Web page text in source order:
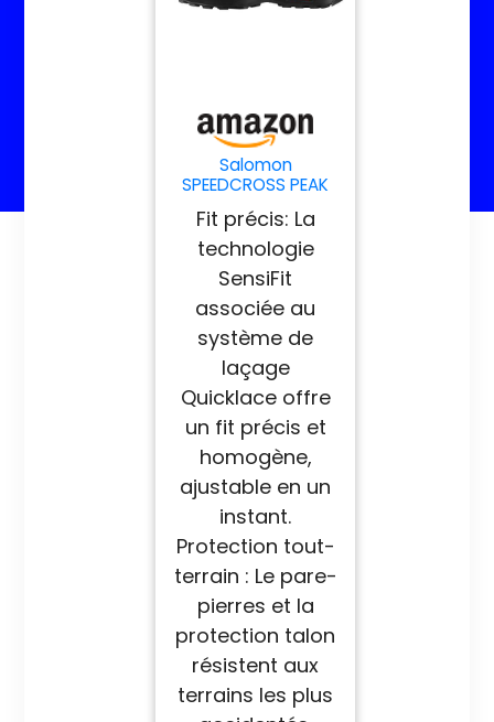
Salomon
SPEEDCROSS PEAK
randonnée pour
homme
Fit précis: La
technologie
SensiFit
associée au
système de
laçage
Quicklace offre
un fit précis et
homogène,
ajustable en un
instant.
Protection tout-
terrain : Le pare-
pierres et la
protection talon
résistent aux
terrains les plus